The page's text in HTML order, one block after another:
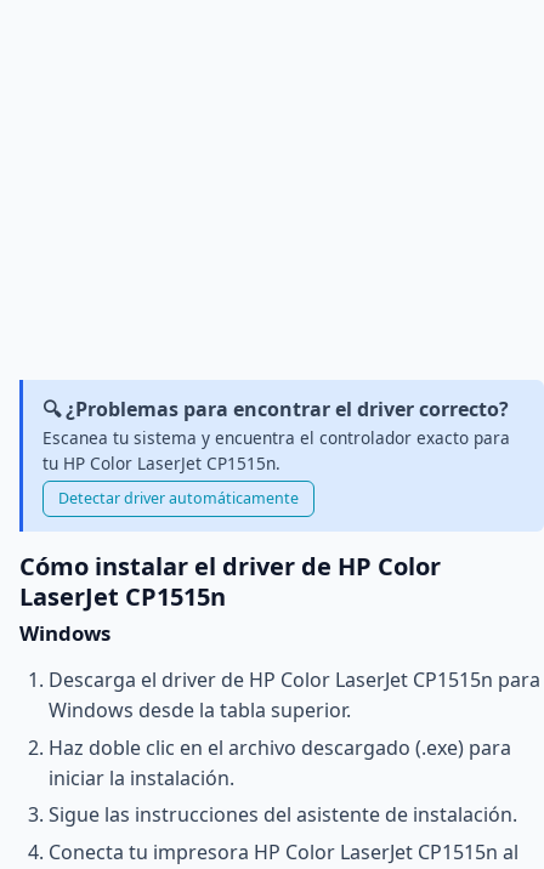
🔍 ¿Problemas para encontrar el driver correcto?
Escanea tu sistema y encuentra el controlador exacto para
tu HP Color LaserJet CP1515n.
Detectar driver automáticamente
Cómo instalar el driver de HP Color
LaserJet CP1515n
Windows
Descarga el driver de HP Color LaserJet CP1515n para
Windows desde la tabla superior.
Haz doble clic en el archivo descargado (.exe) para
iniciar la instalación.
Sigue las instrucciones del asistente de instalación.
Conecta tu impresora HP Color LaserJet CP1515n al